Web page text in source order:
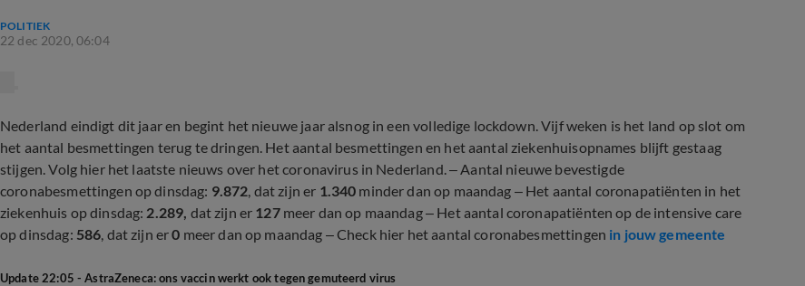
POLITIEK
22 dec 2020, 06:04
Nederland eindigt dit jaar en begint het nieuwe jaar alsnog in een volledige lockdown. Vijf weken is het land op slot om
het aantal besmettingen terug te dringen. Het aantal besmettingen en het aantal ziekenhuisopnames blijft gestaag
stijgen. Volg hier het laatste nieuws over het coronavirus in Nederland. – Aantal nieuwe bevestigde
coronabesmettingen op dinsdag: 9.872, dat zijn er 1.340 minder dan op maandag – Het aantal coronapatiënten in het
ziekenhuis op dinsdag: 2.289, dat zijn er 127meer dan op maandag – Het aantal coronapatiënten op de intensive care
op dinsdag: 586, dat zijn er0 meer dan op maandag – Check hier het aantal coronabesmettingen in jouw gemeente
Update 22:05 - AstraZeneca: ons vaccin werkt ook tegen gemuteerd virus